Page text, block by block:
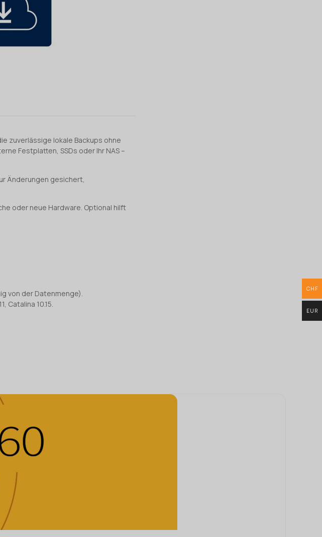
zuverlässige lokale Backups ohne
Festplatten, SSDs oder Ihr NAS –
Änderungen gesichert,
oder neue Hardware. Optional hilft
von der Datenmenge).
Catalina 10.15.
CHF
EUR